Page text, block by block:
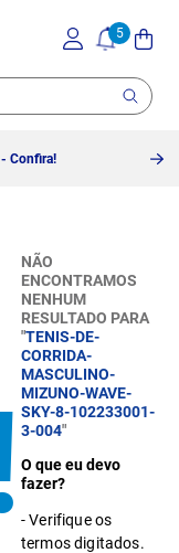
- Confira!
NÃO
ENCONTRAMOS
NENHUM
RESULTADO PARA
"TENIS-DE-
CORRIDA-
MASCULINO-
MIZUNO-WAVE-
SKY-8-102233001-
3-004"
O que eu devo
fazer?
Verifique os
termos digitados.